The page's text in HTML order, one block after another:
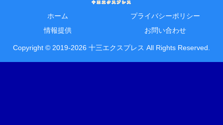
ホーム
プライバシーポリシー
情報提供
お問い合わせ
Copyright © 2019-2026 十三エクスプレス All Rights Reserved.